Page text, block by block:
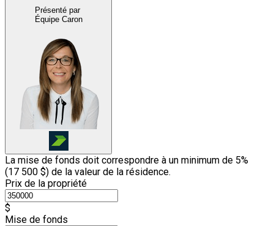
Présenté par
Équipe Caron
La mise de fonds doit correspondre à un minimum de 5%
(17 500 $) de la valeur de la résidence.
Prix de la propriété
$
Mise de fonds